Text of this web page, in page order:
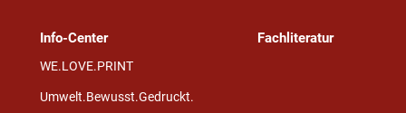
Info-Center
WE.LOVE.PRINT
Umwelt.Bewusst.Gedruckt.
Fachliteratur